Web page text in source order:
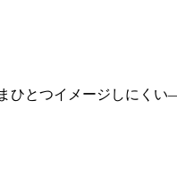
ひとつイメージしにく